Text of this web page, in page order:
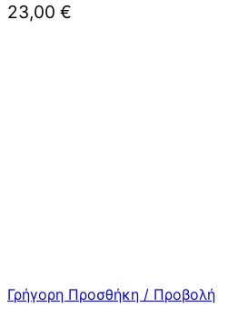
23,00 €
Γρήγορη Προσθήκη / Προβολή